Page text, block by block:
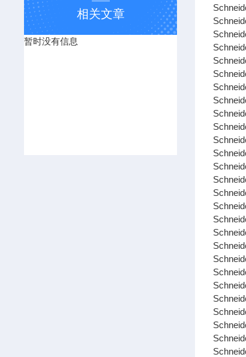
相关文章
暂时没有信息